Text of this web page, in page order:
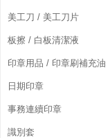
美工刀 / 美工刀片
板擦 / 白板清潔液
印章用品 / 印章刷補充油
日期印章
事務連續印章
識別套